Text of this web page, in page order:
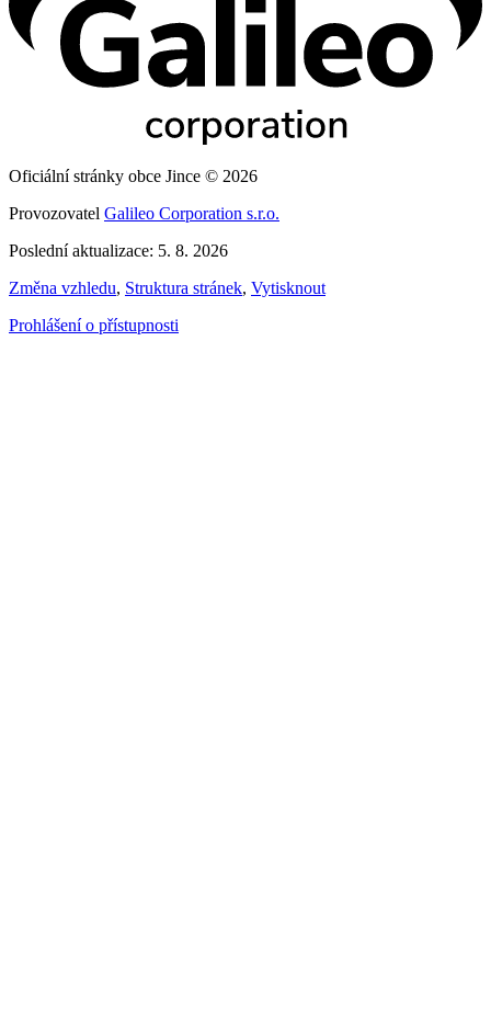
Oficiální stránky obce Jince © 2026
Provozovatel Galileo Corporation s.r.o.
Poslední aktualizace: 5. 8. 2026
Změna vzhledu, Struktura stránek, Vytisknout
Prohlášení o přístupnosti